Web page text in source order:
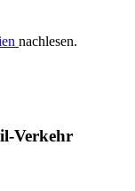
nachlesen.
Verkehr